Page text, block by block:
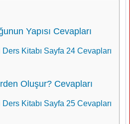
Yapısı Cevapları
Ders Kitabı Sayfa 24 Cevapları
Oluşur? Cevapları
Ders Kitabı Sayfa 25 Cevapları